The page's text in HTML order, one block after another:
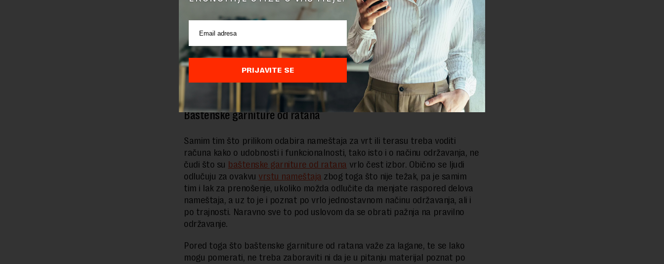
Takođe je važno obratiti pažnju i na njegove mere, odnosno voditi računa o
tome da ne zauzme veliku površinu na terasi ili u vrtu, kako ne bi zagušio
konkretni prostor. Vrlo je važno da baštenski nameštaj bude na najbolji
mogući način uklopljen u celokupan prostor, sa jedne strane, a sa druge da
ispunjava svoju primarnu ulogu što je moguće više.
Praznici se bliže… Da li ste osmislili poklone?
Baštenske garniture od ratana
Samim tim što prilikom odabira nameštaja za vrt ili terasu treba voditi
računa kako o udobnosti i funkcionalnosti, tako isto i o načinu održavanja, ne
čudi što su baštenske garniture od ratana vrlo čest izbor. Obično se ljudi
odlučuju za ovakvu vrstu nameštaja zbog toga što nije težak, pa je samim
tim i lak za prenošenje, ukoliko možda odlučite da menjate raspored delova
nameštaja, a uz to je i poznat po vrlo jednostavnom načinu održavanja, ali i
po trajnosti. Naravno sve to pod uslovom da se obrati pažnja na pravilno
održavanje.
Pored toga što baštenske garniture od ratana važe za lagane, te se lako
mogu pomerati, ne treba zaboraviti ni da je u pitanju materijal poznat po
PRIJAVITE SE